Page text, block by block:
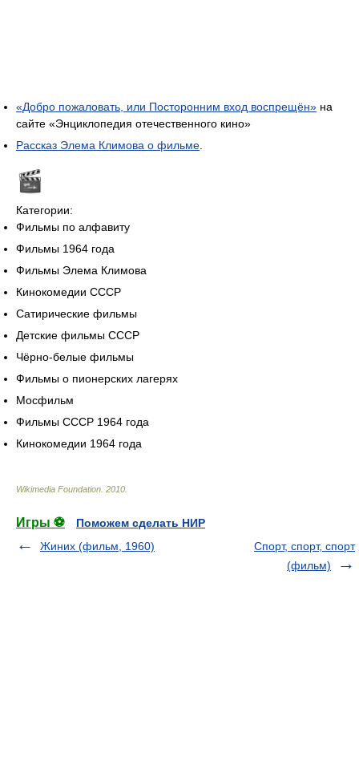
«Добро пожаловать, или Посторонним вход воспрещён» на
сайте «Энциклопедия отечественного кино»
Рассказ Элема Климова о фильме
Категории:
Фильмы по алфавиту
Фильмы 1964 года
Фильмы Элема Климова
Кинокомедии СССР
Сатирические фильмы
Детские фильмы СССР
Чёрно-белые фильмы
Фильмы о пионерских лагерях
Мосфильм
Фильмы СССР 1964 года
Кинокомедии 1964 года
Wikimedia Foundation 2010
Игры ⚽
Поможем сделать НИР
Жиних (фильм, 1960)
Спорт, спорт, спорт
(фильм)